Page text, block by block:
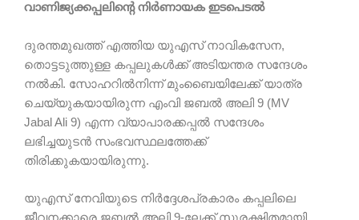
വാണിജ്യക്കപ്പലിന്റെ നിർണായക ഇടപെടൽ
ദുരന്തമുഖത്ത് എത്തിയ യുഎസ് നാവികസേന,
തൊട്ടടുത്തുള്ള കപ്പലുകൾക്ക് അടിയന്തര സന്ദേശം
നൽകി. സോഹറിൽനിന്ന് മുംബൈയിലേക്ക് യാത്ര
ചെയ്യുകയായിരുന്ന എംവി ജബൽ അലി 9 (MV
Jabal Ali 9) എന്ന വ്യാപാരക്കപ്പൽ സന്ദേശം
ലഭിച്ചയുടൻ സംഭവസ്ഥലത്തേക്ക്
തിരിക്കുകയായിരുന്നു.
യുഎസ് നേവിയുടെ നിർദ്ദേശപ്രകാരം കപ്പലിലെ